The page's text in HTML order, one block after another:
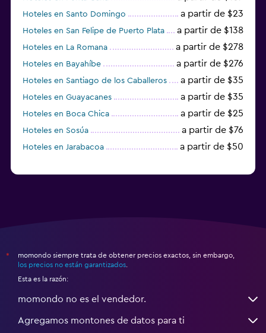
Hoteles en Santo Domingo a partir de $23
Hoteles en San Felipe de Puerto Plata a partir de $138
Hoteles en La Romana a partir de $278
Hoteles en Bayahíbe a partir de $276
Hoteles en Santiago de los Caballeros a partir de $35
Hoteles en Guayacanes a partir de $35
Hoteles en Boca Chica a partir de $25
Hoteles en Sosúa a partir de $76
Hoteles en Jarabacoa a partir de $50
*
momondo siempre trata de obtener precios exactos, sin embargo,
los precios no están garantizados
Esta es la razón:
momondo no es el vendedor.
Agregamos montones de datos para ti